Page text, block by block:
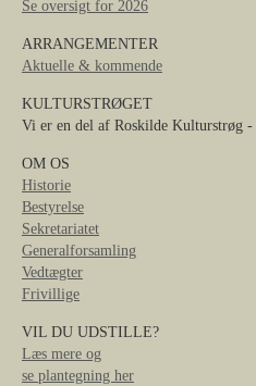
Se oversigt for 2026
ARRANGEMENTER
Aktuelle & kommende
KULTURSTRØGET
Vi er en del af Roskilde Kulturstrøg -
OM OS
Historie
Bestyrelse
Sekretariatet
Generalforsamling
Vedtægter
Frivillige
VIL DU UDSTILLE?
Læs mere og
se plantegning her